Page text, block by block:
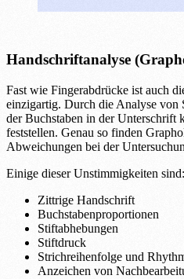
Handschriftanalyse
Fast wie Fingerabdrücke ist auch
einzigartig. Durch die Analyse von
der Buchstaben in der Unterschrift
feststellen. Genau so finden
Abweichungen bei der
Einige dieser Unstimmigkeiten sind:
Zittrige Handschrift
Buchstabenproportionen
Stiftabhebungen
Stiftdruck
Strichreihenfolge und
Anzeichen von